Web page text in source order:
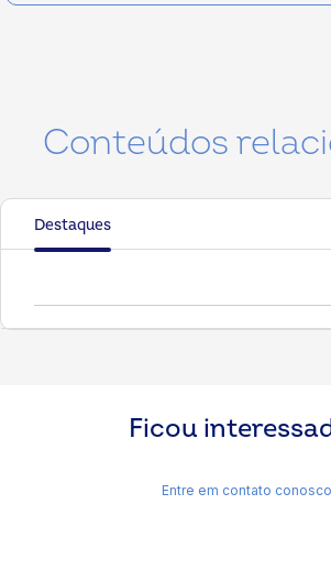
Conteúdos
Destaques
Ficou
Entre em contato conosco